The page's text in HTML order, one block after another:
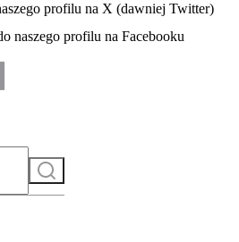
karcie profilu na X (dawniej Twitter)
się w nowej karcie
naszego profilu na Facebooku
Szukaj
do serwisu